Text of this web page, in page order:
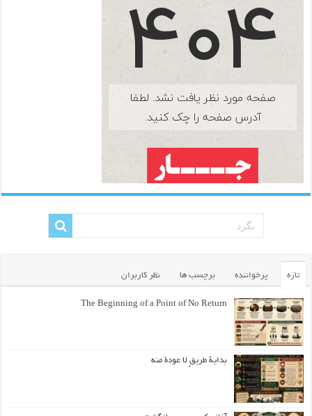
تازه پرخواننده برچسب ها نظر کاربران
The Beginning of a Point of No Return
بداية طريقٍ لا عودة منه